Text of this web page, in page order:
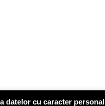
datelor cu caracter personal